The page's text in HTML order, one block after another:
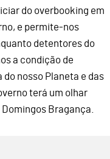
do overbooking em
e permite-nos
detentores do
a condição de
nosso Planeta e das
terá um olhar
Bragança.